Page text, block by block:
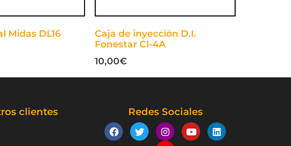
Midas DL16
Caja de inyección D.I.
Fonestar CI-4A
10,00€
clientes Redes Sociales